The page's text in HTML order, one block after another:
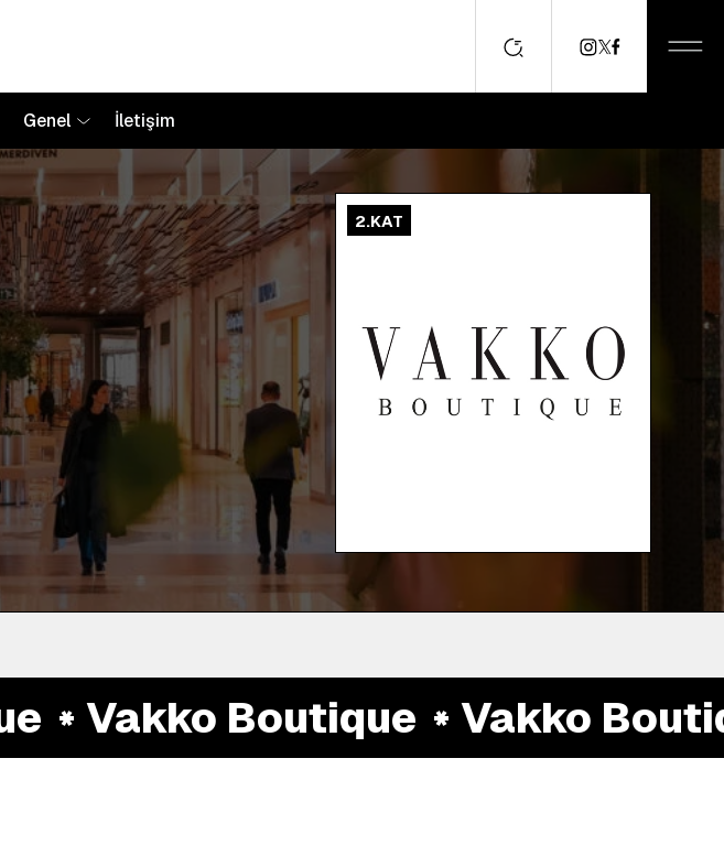
Genel İletişim
2.KAT
Vakko Boutique Vakko